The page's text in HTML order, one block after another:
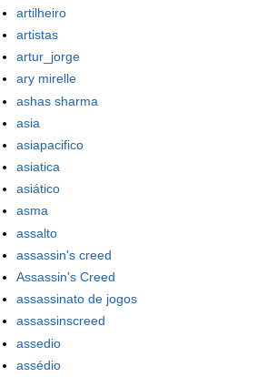
artilheiro
artistas
artur_jorge
ary mirelle
ashas sharma
asia
asiapacifico
asiatica
asiático
asma
assalto
assassin's creed
Assassin's Creed
assassinato de jogos
assassinscreed
assedio
assédio